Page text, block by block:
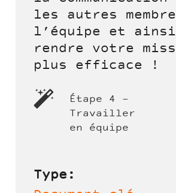
les autres
l’équipe et ainsi
rendre votre
plus efficace !
Étape 4 -
Travailler
en équipe
Type: